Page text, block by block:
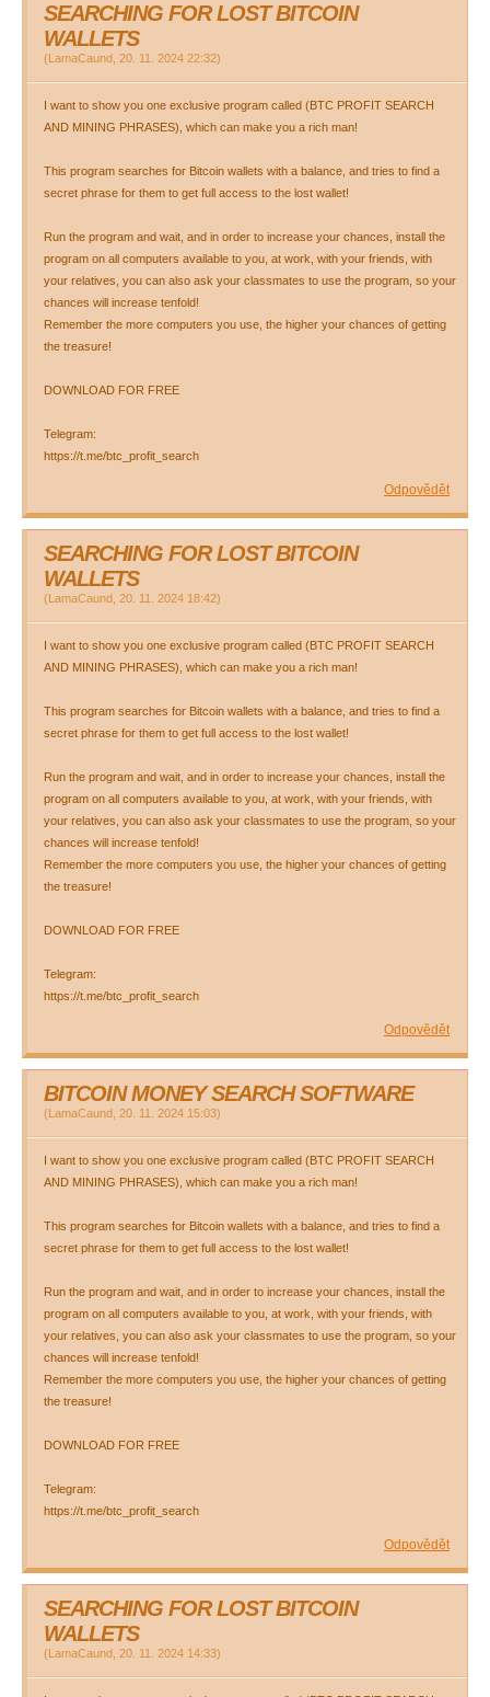
SEARCHING FOR LOST BITCOIN
WALLETS
(LamaCaund 20. 11. 2024 22:32)
I want to show you one exclusive program called (BTC PROFIT SEARCH
AND MINING PHRASES), which can make you a rich man!
This program searches for Bitcoin wallets with a balance, and tries to find a
secret phrase for them to get full access to the lost wallet!
Run the program and wait, and in order to increase your chances, install the
program on all computers available to you, at work, with your friends, with
your relatives, you can also ask your classmates to use the program, so your
chances will increase tenfold!
Remember the more computers you use, the higher your chances of getting
the treasure!
DOWNLOAD FOR FREE
Telegram:
https://t.me/btc_profit_search
Odpovědět
SEARCHING FOR LOST BITCOIN
WALLETS
(LamaCaund 20. 11. 2024 18:42)
I want to show you one exclusive program called (BTC PROFIT SEARCH
AND MINING PHRASES), which can make you a rich man!
This program searches for Bitcoin wallets with a balance, and tries to find a
secret phrase for them to get full access to the lost wallet!
Run the program and wait, and in order to increase your chances, install the
program on all computers available to you, at work, with your friends, with
your relatives, you can also ask your classmates to use the program, so your
chances will increase tenfold!
Remember the more computers you use, the higher your chances of getting
the treasure!
DOWNLOAD FOR FREE
Telegram:
https://t.me/btc_profit_search
Odpovědět
BITCOIN MONEY SEARCH SOFTWARE
(LamaCaund 20. 11. 2024 15:03)
I want to show you one exclusive program called (BTC PROFIT SEARCH
AND MINING PHRASES), which can make you a rich man!
This program searches for Bitcoin wallets with a balance, and tries to find a
secret phrase for them to get full access to the lost wallet!
Run the program and wait, and in order to increase your chances, install the
program on all computers available to you, at work, with your friends, with
your relatives, you can also ask your classmates to use the program, so your
chances will increase tenfold!
Remember the more computers you use, the higher your chances of getting
the treasure!
DOWNLOAD FOR FREE
Telegram:
https://t.me/btc_profit_search
Odpovědět
SEARCHING FOR LOST BITCOIN
WALLETS
(LamaCaund 20. 11. 2024 14:33)